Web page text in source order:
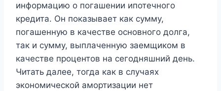
информацию о погашении ипотечного
кредита. Он показывает как сумму,
погашенную в качестве основного долга,
так и сумму, выплаченную заемщиком в
качестве процентов на сегодняшний день.
Читать далее, тогда как в случаях
экономической амортизации нет